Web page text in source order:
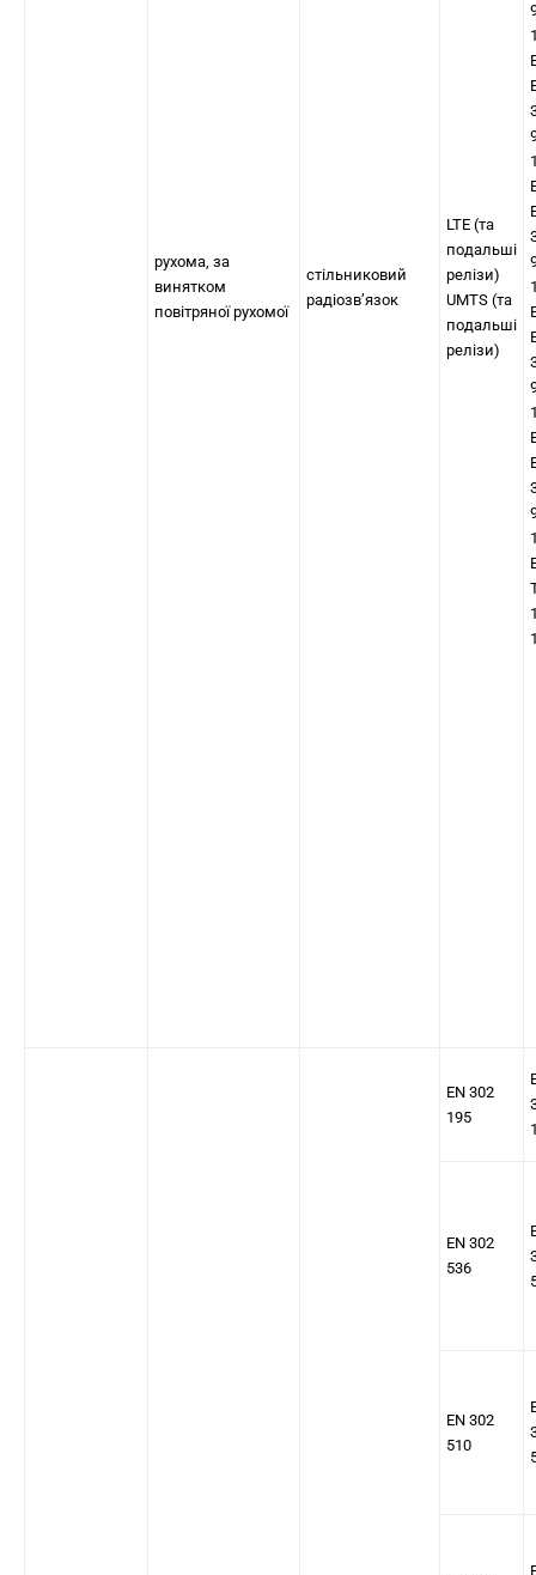
рухома, за
винятком
повітряної рухомої
стільниковий
радіозв’язок
LTE (та
подальші
релізи)
UMTS (та
подальші
релізи)
EN 302
195
EN 302
536
EN 302
510